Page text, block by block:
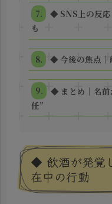
◆ SNS上の反応
も
◆ 今後の焦点｜
◆ まとめ｜名前
任”
◆ 飲酒が発覚
在中の行動